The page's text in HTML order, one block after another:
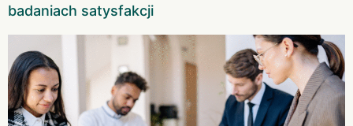
badaniach satysfakcji